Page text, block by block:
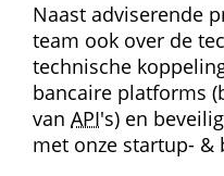
Naast adviserende
team ook over de
technische
bancaire platforms
van API's) en
met onze startup- &